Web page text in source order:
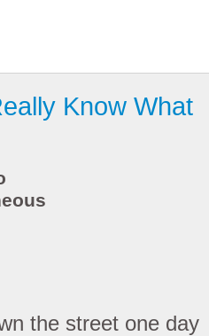
Know What
the street one day